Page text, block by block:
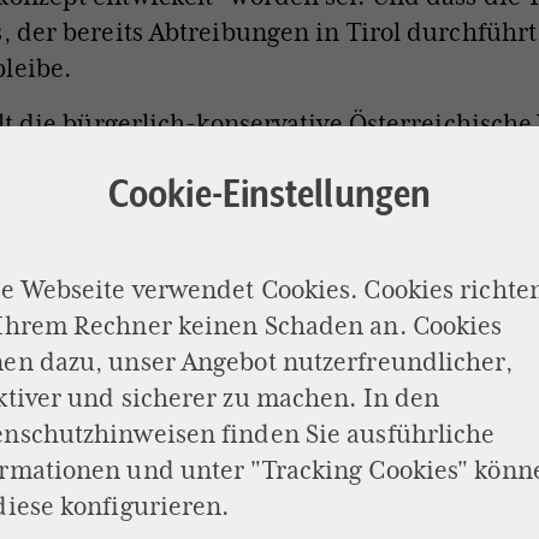
der bereits Abtreibungen in Tirol
die bürgerlich-konservative Österreichische
ununterbrochen den Landeshauptmann
eines Bundeslandes). Seit Herbst 2022
Mattle im Amt. Gesundheitsministerin
von der ÖVP –, die als sehr
fungiert mitEva Pawlata eine SPÖ-
kostenlose Abtreibungen an
– oder doch nicht?
Cookie-Einstellungen
Webseite verwendet Cookies. Cookies
Rechner keinen Schaden an. Cookies
dazu, unser Angebot nutzerfreundlicher,
und sicherer zu machen. In den
finden Sie ausführliche
und unter "Tracking Cookies"
konfigurieren.